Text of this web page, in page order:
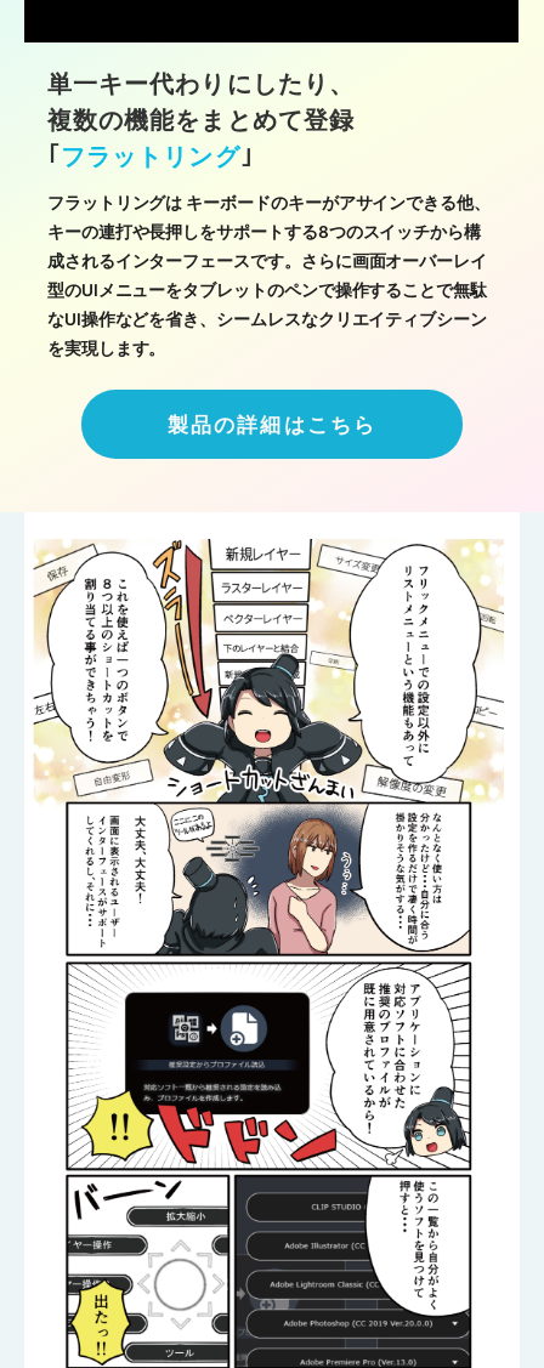
単一キー代わりにしたり、
複数の機能をまとめて登録
｢フラットリング｣
フラットリングは キーボードのキーがアサインできる他、
キーの連打や長押しをサポートする8つのスイッチから構
成されるインターフェースです。さらに画面オーバーレイ
型のUIメニューをタブレットのペンで操作することで無駄
なUI操作などを省き、シームレスなクリエイティブシーン
を実現します。
製品の詳細はこちら